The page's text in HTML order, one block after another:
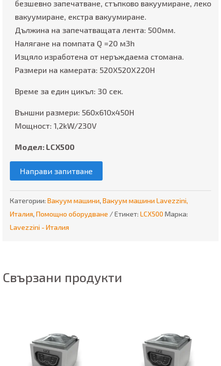
безшевно запечатване, стъпково вакуумиране, леко
вакуумиране, екстра вакуумиране.
Дължина на запечатващата лента: 500мм.
Налягане на помпата Q =20 м3h
Изцяло изработена от неръждаема стомана.
Размери на камерата: 520X520X220H
Време за един цикъл: 30 сек.
Външни размери: 560x610x450H
Мощност: 1,2kW/230V
Модел: LCX500
Направи запитване
Категории: Вакуум машини, Вакуум машини Lavezzini,
Италия, Помощно оборудване Етикет: LCX500 Марка:
Lavezzini - Италия
Свързани продукти